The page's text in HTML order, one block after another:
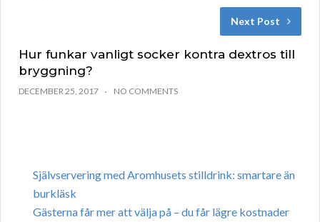
Next Post
Hur funkar vanligt socker kontra dextros till
bryggning?
DECEMBER 25, 2017 NO COMMENTS
Självservering med Aromhusets stilldrink: smartare än
burkläsk
Gästerna får mer att välja på – du får lägre kostnader